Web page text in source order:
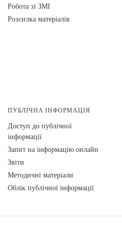
Робота зі ЗМІ
Розсилка матеріалів
ПУБЛІЧНА ІНФОРМАЦІЯ
Доступ до публічної
інформації
Запит на інформацію онлайн
Звіти
Методичні матеріали
Облік публічної інформації